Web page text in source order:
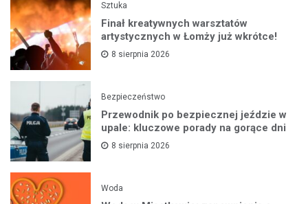
Sztuka
Finał kreatywnych warsztatów
artystycznych w Łomży już wkrótce!
8 sierpnia 2026
Bezpieczeństwo
Przewodnik po bezpiecznej jeździe w
upale: kluczowe porady na gorące dni
8 sierpnia 2026
Woda